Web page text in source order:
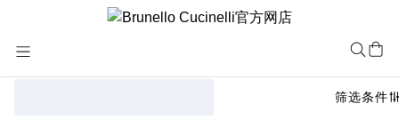
Content
筛选条件